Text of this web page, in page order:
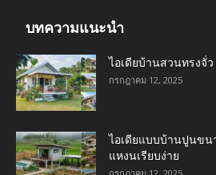
บทความแนะนำ
ไอเดียบ้านสวนทรงจั่
กรกฎาคม 12, 2025
ไอเดียแบบบ้านปูนขน
แหงนเรียบง่าย